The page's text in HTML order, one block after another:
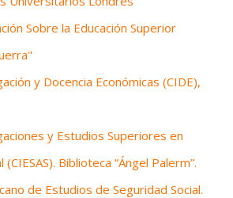
Sobre la Educación Superior
y Docencia Económicas (CIDE),
y Estudios Superiores en
Biblioteca “Ángel Palerm”.
de Estudios de Seguridad Social.